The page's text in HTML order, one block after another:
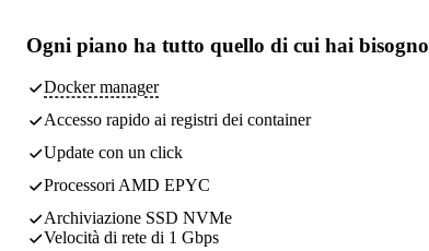
Ogni piano ha tutto quello di cui hai bisogno
Docker manager
Accesso rapido ai registri dei container
Update con un click
Processori AMD EPYC
Archiviazione SSD NVMe
Velocità di rete di 1 Gbps